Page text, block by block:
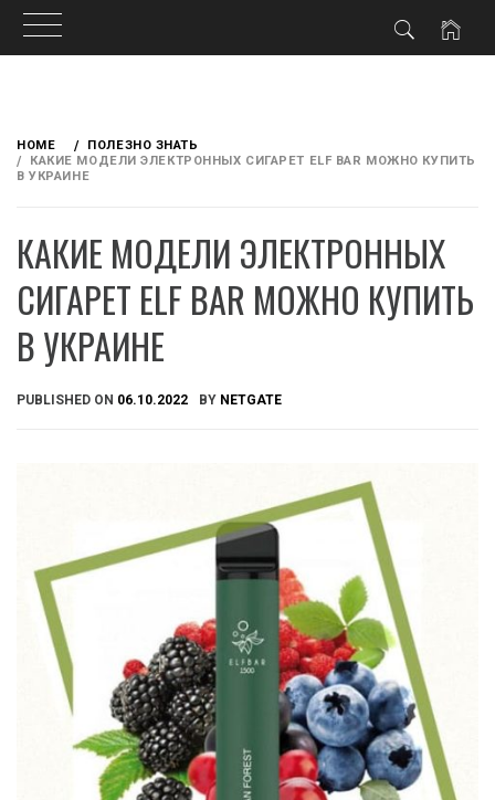
content
HOME
ПОЛЕЗНО ЗНАТЬ
КАКИЕ МОДЕЛИ ЭЛЕКТРОННЫХ СИГАРЕТ ELF BAR МОЖНО КУПИТЬ
В УКРАИНЕ
КАКИЕ МОДЕЛИ ЭЛЕКТРОННЫХ
СИГАРЕТ ELF BAR МОЖНО КУПИТЬ
В УКРАИНЕ
PUBLISHED ON 06.10.2022 BY NETGATE